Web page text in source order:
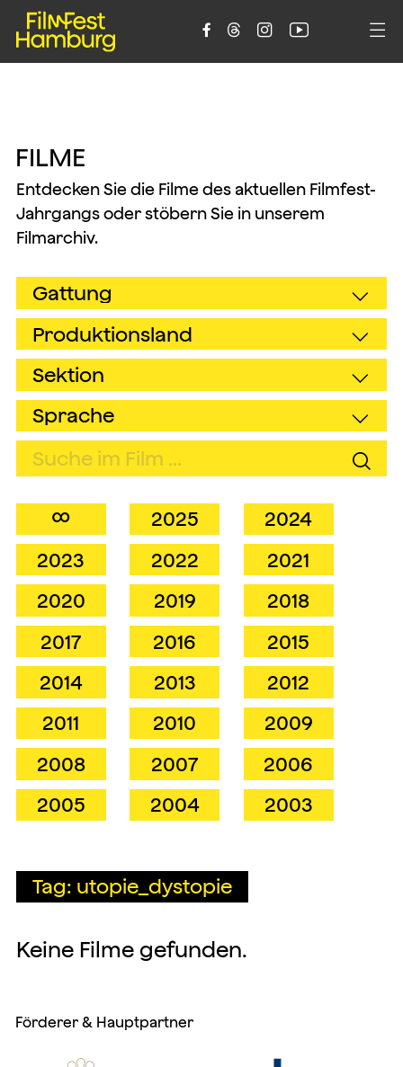
    
FILME
Entdecken Sie die Filme des aktuellen Filmfest-
Jahrgangs oder stöbern Sie in unserem
Filmarchiv.
∞ 2025
2024
2023
2022
2021
2020
2019
2018
2017
2016
2015
2014
2013
2012
2011
2010
2009
2008
2007
2006
2005
2004 2003
Tag: utopie_dystopie
Keine Filme gefunden.
Förderer & Hauptpartner